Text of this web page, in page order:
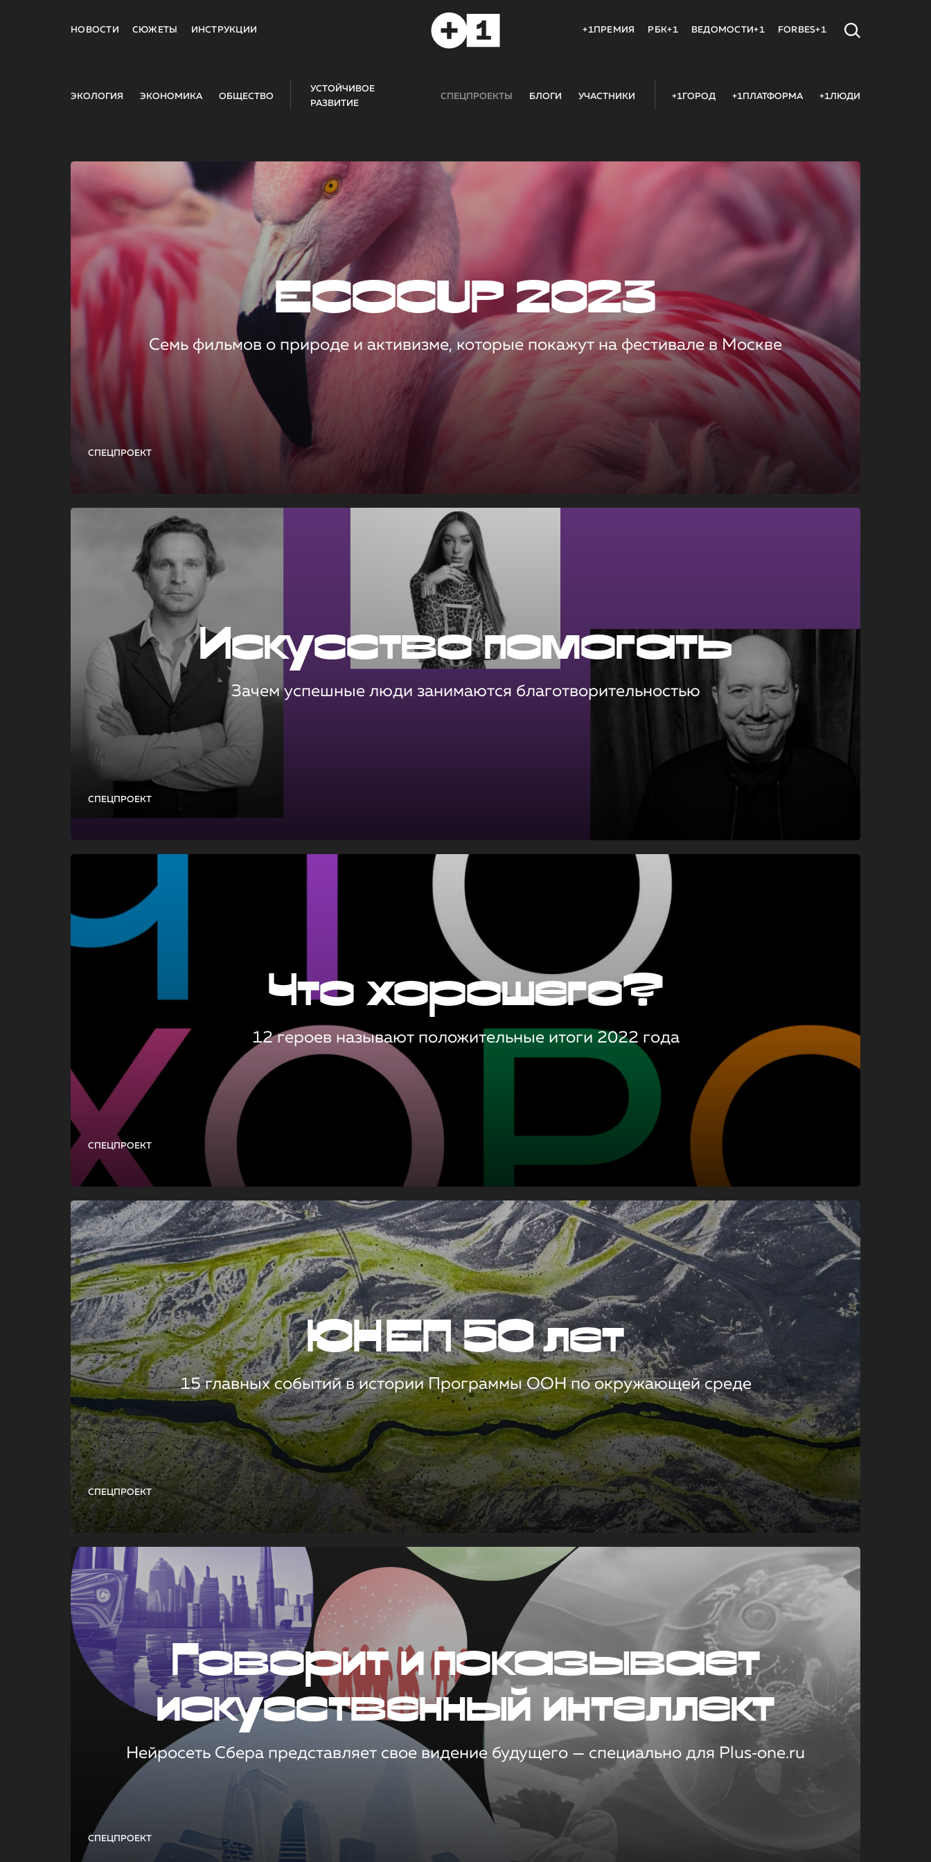
НОВОСТИ СЮЖЕТЫ ИНСТРУКЦИИ +1ПРЕМИЯ РБК+1 ВЕДОМОСТИ+1 FORBES+1
ЭКОЛОГИЯ ЭКОНОМИКА ОБЩЕСТВО
УСТОЙЧИВОЕ
РАЗВИТИЕ
СПЕЦПРОЕКТЫ БЛОГИ УЧАСТНИКИ +1ГОРОД +1ПЛАТФОРМА +1ЛЮДИ
СПЕЦПРОЕКТ
ECOCUP 2023
Семь фильмов о природе и активизме, которые покажут на фестивале в Москве
СПЕЦПРОЕКТ
Искусство помогать
Зачем успешные люди занимаются благотворительностью
СПЕЦПРОЕКТ
Что хорошего?
12 героев называют положительные итоги 2022 года
СПЕЦПРОЕКТ
ЮНЕП 50 лет
15 главных событий в истории Программы ООН по окружающей среде
СПЕЦПРОЕКТ
Говорит и показывает
искусственный интеллект
Нейросеть Сбера представляет свое видение будущего — специально для Plus‑one.ru